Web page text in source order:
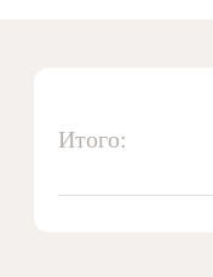
Итого: